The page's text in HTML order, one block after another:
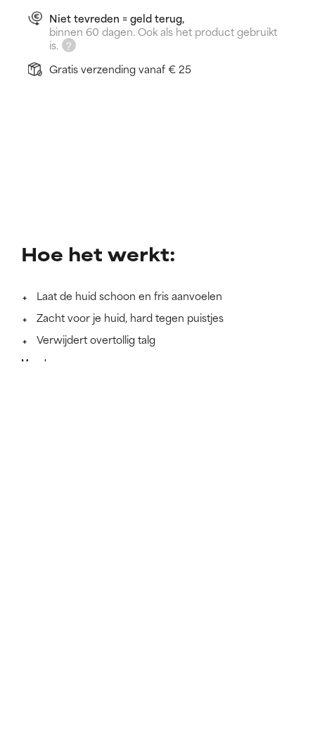
Niet tevreden = geld terug,
binnen 60 dagen. Ook als het product gebruikt
is.
Gratis verzending vanaf € 25
Hoe het werkt:
Laat de huid schoon en fris aanvoelen
Zacht voor je huid, hard tegen puistjes
Verwijdert overtollig talg
Meer lezen